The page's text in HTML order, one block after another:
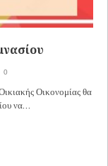
0
Οικονομίας θα
να…